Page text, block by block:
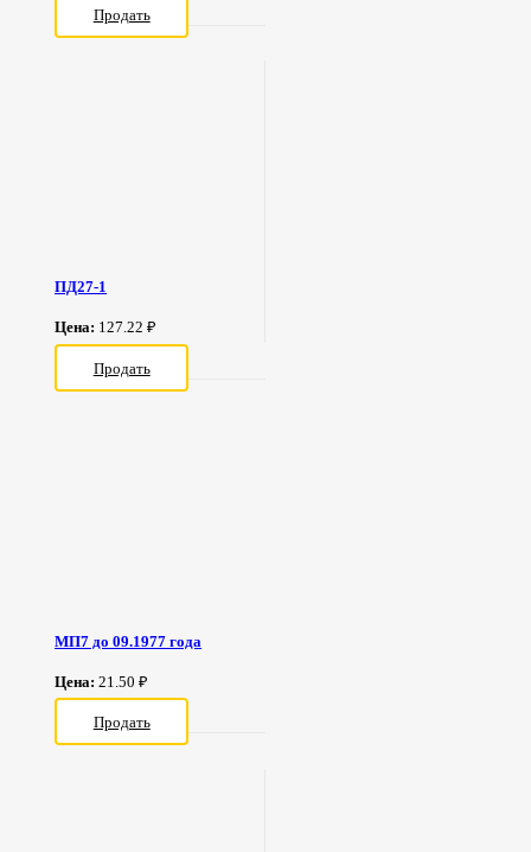
Продать
ПД27-1
Цена: 127.22 ₽
Продать
МП7 до 09.1977 года
Цена:21.50 ₽
Продать